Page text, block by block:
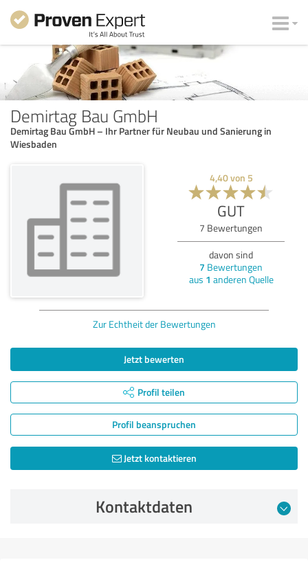
Demirtag Bau GmbH
Demirtag Bau GmbH – Ihr Partner für Neubau und Sanierung in
Wiesbaden
4,40von 5
GUT
7 Bewertungen
davon sind
7 Bewertungen
aus 1 anderen Quelle
Zur Echtheit der Bewertungen
Jetzt bewerten
Profil teilen
Profil beanspruchen
Jetzt kontaktieren
Kontaktdaten